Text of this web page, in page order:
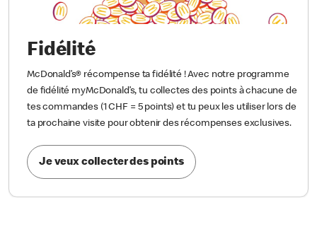
Fidélité
McDonald’s® récompense ta fidélité ! Avec notre programme
de fidélité myMcDonald’s, tu collectes des points à chacune de
tes commandes (1 CHF = 5 points) et tu peux les utiliser lors de
ta prochaine visite pour obtenir des récompenses exclusives.
Je veux collecter des points